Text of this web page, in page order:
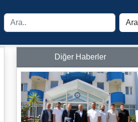
Ara
Diğer Haberler